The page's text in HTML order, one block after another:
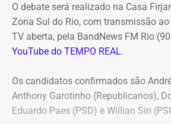
Montebello Willeman, que apontou
irregularidades no planejamento da
eletrônica SRP nº 041/2025 e
comprometem a competitividade do
a Secretaria Municipal de Obras e
vencedora.
O debate será realizado na Casa
Zona Sul do Rio, com transmissão
TV aberta, pela BandNews FM Rio
YouTube do TEMPO REAL.
Os candidatos confirmados são
Anthony Garotinho (Republicanos),
Eduardo Paes (PSD) e Willian Siri